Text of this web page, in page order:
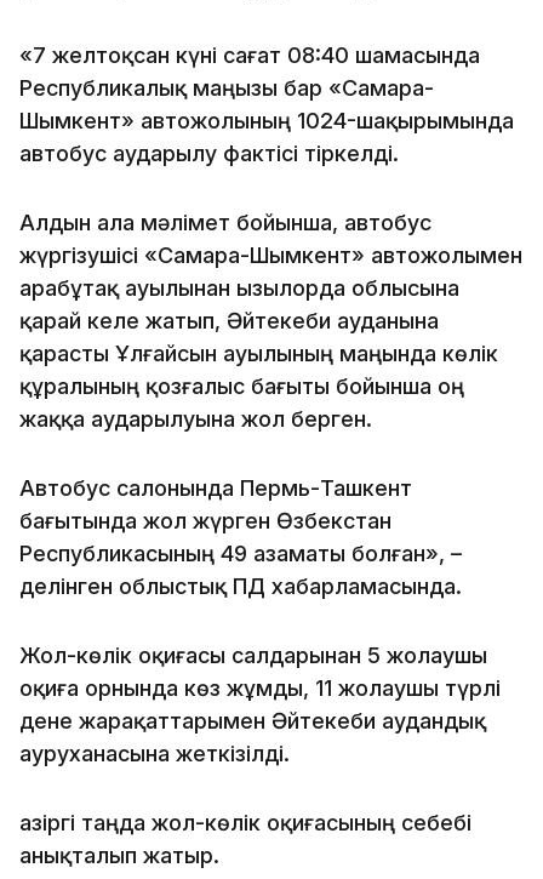
«7 желтоқсан күні сағат 08:40 шамасында
Республикалық маңызы бар «Самара-
Шымкент» автожолының 1024-шақырымында
автобус аударылу фактісі тіркелді.
Алдын ала мәлімет бойынша, автобус
жүргізушісі «Самара-Шымкент» автожолымен
Қарабұтақ ауылынан Қызылорда облысына
қарай келе жатып, Әйтекеби ауданына
қарасты Ұлғайсын ауылының маңында көлік
құралының қозғалыс бағыты бойынша оң
жаққа аударылуына жол берген.
Автобус салонында Пермь-Ташкент
бағытында жол жүрген Өзбекстан
Республикасының 49 азаматы болған», –
делінген облыстық ПД хабарламасында.
Жол-көлік оқиғасы салдарынан 5 жолаушы
оқиға орнында көз жұмды, 11 жолаушы түрлі
дене жарақаттарымен Әйтекеби аудандық
ауруханасына жеткізілді.
Қазіргі таңда жол-көлік оқиғасының себебі
анықталып жатыр.